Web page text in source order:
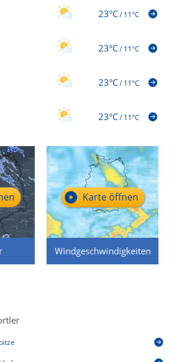
23°C/11°C
23°C/11°C
23°C/11°C
23°C/11°C
Windgeschwindigkeiten
Karte öffnen